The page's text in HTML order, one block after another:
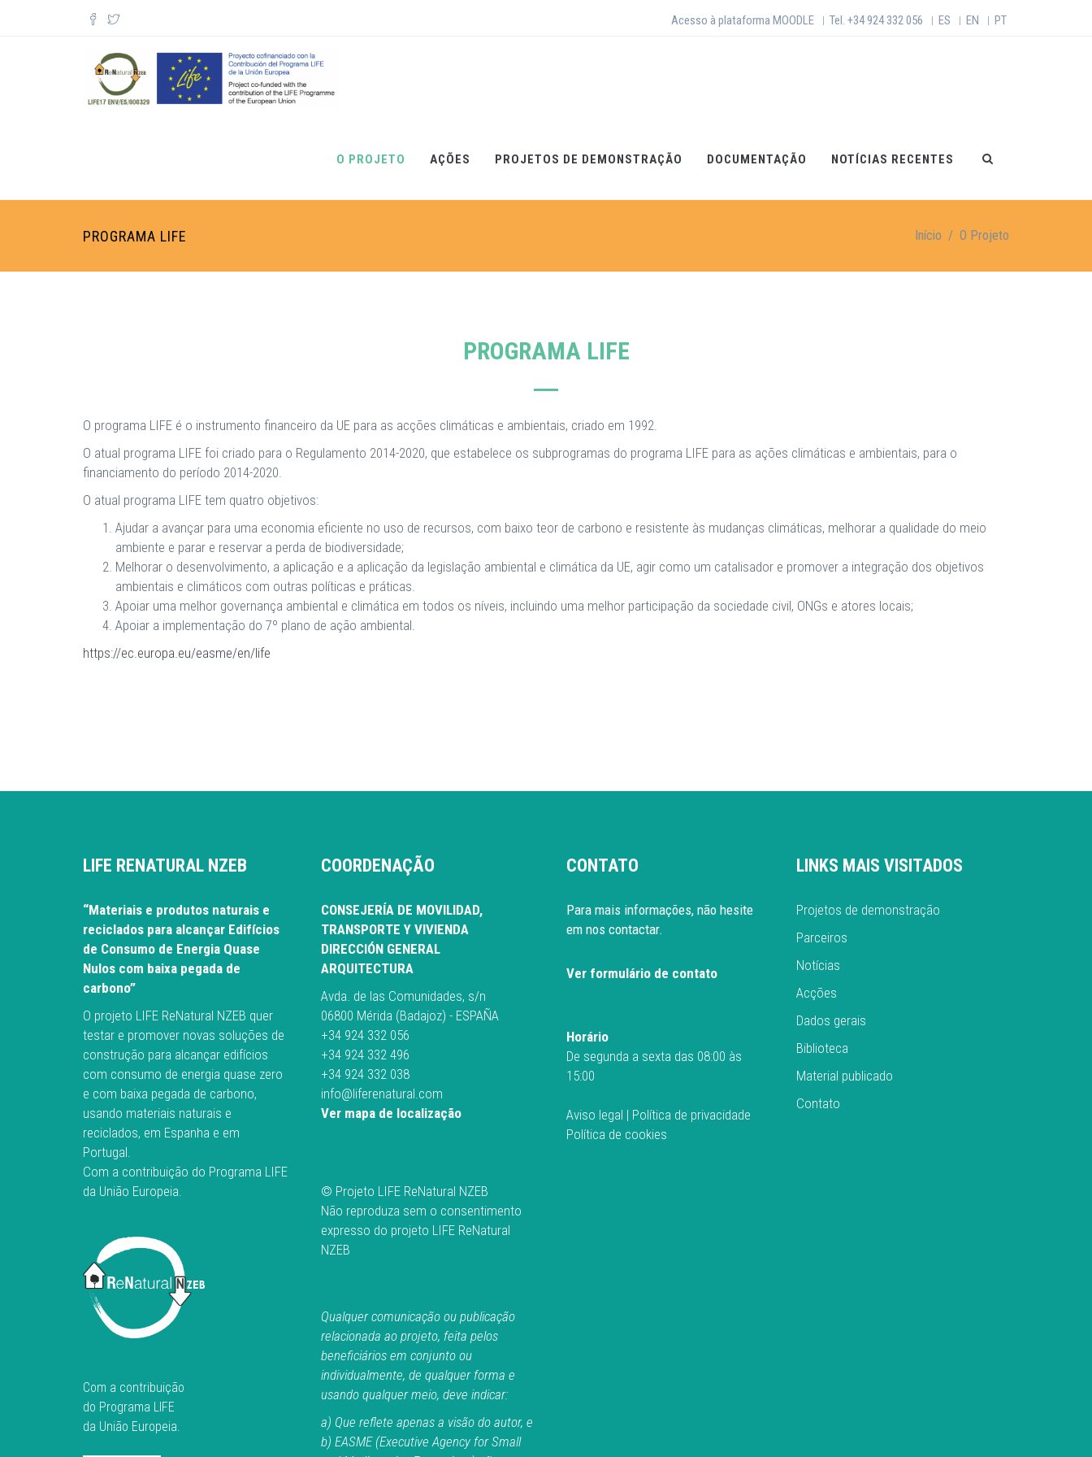
Passar para o conteúdo principal
Acesso à plataforma MOODLE | Tel. +34 924 332 056 | ES | EN | PT
Formulário de pesquisa
O PROJETO AÇÕES PROJETOS DE DEMONSTRAÇÃO DOCUMENTAÇÃO NOTÍCIAS RECENTES
PROGRAMA LIFE Início / O Projeto
PROGRAMA LIFE
O programa LIFE é o instrumento financeiro da UE para as acções climáticas e ambientais, criado em 1992.
O atual programa LIFE foi criado para o Regulamento 2014-2020, que estabelece os subprogramas do programa LIFE para as ações climáticas e ambientais, para o
financiamento do período 2014-2020.
O atual programa LIFE tem quatro objetivos:
Ajudar a avançar para uma economia eficiente no uso de recursos, com baixo teor de carbono e resistente às mudanças climáticas, melhorar a qualidade do meio
ambiente e parar e reservar a perda de biodiversidade;
Melhorar o desenvolvimento, a aplicação e a aplicação da legislação ambiental e climática da UE, agir como um catalisador e promover a integração dos objetivos
ambientais e climáticos com outras políticas e práticas.
Apoiar uma melhor governança ambiental e climática em todos os níveis, incluindo uma melhor participação da sociedade civil, ONGs e atores locais;
Apoiar a implementação do 7º plano de ação ambiental.
https://ec.europa.eu/easme/en/life
LIFE RENATURAL NZEB
“Materiais e produtos naturais e
reciclados para alcançar Edifícios
de Consumo de Energia Quase
Nulos com baixa pegada de
carbono”
O projeto LIFE ReNatural NZEB quer
testar e promover novas soluções de
construção para alcançar edifícios
com consumo de energia quase zero
e com baixa pegada de carbono,
usando materiais naturais e
reciclados, em Espanha e em
Portugal.
Com a contribuição do Programa LIFE
da União Europeia.
Com a contribuição
do Programa LIFE
da União Europeia.
COORDENAÇÃO
CONSEJERÍA DE MOVILIDAD,
TRANSPORTE Y VIVIENDA
DIRECCIÓN GENERAL
ARQUITECTURA
Avda. de las Comunidades, s/n
06800 Mérida (Badajoz) - ESPAÑA
+34 924 332 056
+34 924 332 496
+34 924 332 038
info@liferenatural.com
Ver mapa de localização
© Projeto LIFE ReNatural NZEB
Não reproduza sem o consentimento
expresso do projeto LIFE ReNatural
NZEB
Qualquer comunicação ou publicação
relacionada ao projeto, feita pelos
beneficiários em conjunto ou
individualmente, de qualquer forma e
usando qualquer meio, deve indicar:
a) Que reflete apenas a visão do autor, e
b) EASME (Executive Agency for Small
CONTATO
Para mais informações, não hesite
em nos contactar.
Ver formulário de contato
Horário
De segunda a sexta das 08:00 às
15:00
Aviso legal | Política de privacidade
Política de cookies
LINKS MAIS VISITADOS
Projetos de demonstração
Parceiros
Notícias
Acções
Dados gerais
Biblioteca
Material publicado
Contato